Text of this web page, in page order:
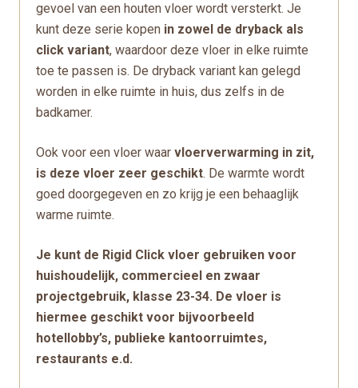
gevoel van een houten vloer wordt versterkt. Je
kunt deze serie kopen in zowel de dryback als
click variant, waardoor deze vloer in elke ruimte
toe te passen is. De dryback variant kan gelegd
worden in elke ruimte in huis, dus zelfs in de
badkamer.
Ook voor een vloer waar vloerverwarming in zit,
is deze vloer zeer geschikt. De warmte wordt
goed doorgegeven en zo krijg je een behaaglijk
warme ruimte.
Je kunt de Rigid Click vloer gebruiken voor
huishoudelijk, commercieel en zwaar
projectgebruik, klasse 23-34. De vloer is
hiermee geschikt voor bijvoorbeeld
hotellobby’s, publieke kantoorruimtes,
restaurants e.d.